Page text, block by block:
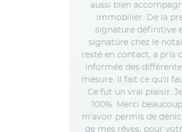
aussi bien
immobilier. De la
signature définitive
signature chez le
resté en contact, a pris
informée des
mesure. Il fait ce qu'il
Ce fut un vrai plaisir.
100%. Merci
m'avoir permis de
de mes rêves, pour